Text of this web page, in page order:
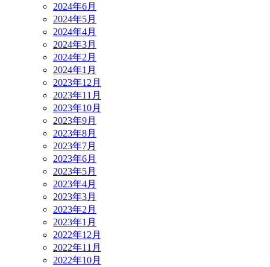
2024年6月
2024年5月
2024年4月
2024年3月
2024年2月
2024年1月
2023年12月
2023年11月
2023年10月
2023年9月
2023年8月
2023年7月
2023年6月
2023年5月
2023年4月
2023年3月
2023年2月
2023年1月
2022年12月
2022年11月
2022年10月